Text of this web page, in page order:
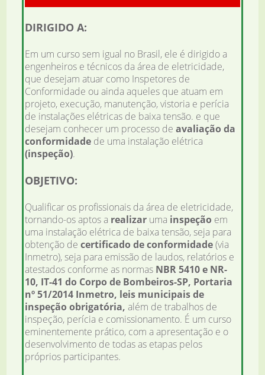
DIRIGIDO A:
Em um curso sem igual no Brasil, ele é dirigido a
engenheiros e técnicos da área de eletricidade,
que desejam atuar como Inspetores de
Conformidade ou ainda aqueles que atuam em
projeto, execução, manutenção, vistoria e perícia
de instalações elétricas de baixa tensão. e que
desejam conhecer um processo de avaliação da
conformidadede uma instalação elétrica
(inspeção).
OBJETIVO:
Qualificar os profissionais da área de eletricidade,
tornando-os aptos a realizaruma inspeçãoem
uma instalação elétrica de baixa tensão, seja para
obtenção de certificado de conformidade(via
Inmetro), seja para emissão de laudos, relatórios e
atestados conforme as normas NBR 5410 e NR-
10, IT-41 do Corpo de Bombeiros-SP, Portaria
nº 51/2014 Inmetro, leis municipais de
inspeção obrigatória, além de trabalhos de
inspeção, perícia e comissionamento. É um curso
eminentemente prático, com a apresentação e o
desenvolvimento de todas as etapas pelos
próprios participantes.